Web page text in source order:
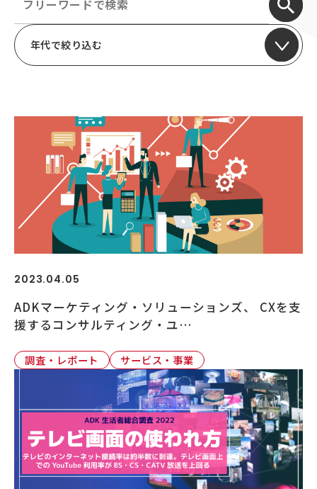
ADKの独自性
企画力・クリエイティビティ
採用情報
年代で絞り込む
2023.04.05
ADKマーケティング・ソリューションズ、 CXを支
援するコンサルティング・ユ…
調査・レポート サービス・事業